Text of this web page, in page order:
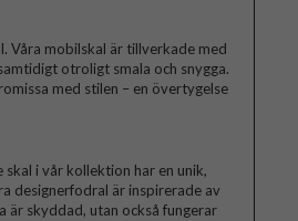
Våra mobilskal är tillverkade med
otroligt smala och snygga.
med stilen – en övertygelse
i vår kollektion har en unik,
designerfodral är inspirerade av
är skyddad, utan också fungerar